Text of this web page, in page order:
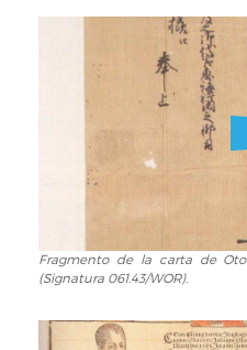
Fragmento
de
carta
Fragmento de la carta de
(Signatura 061.43/WOR).